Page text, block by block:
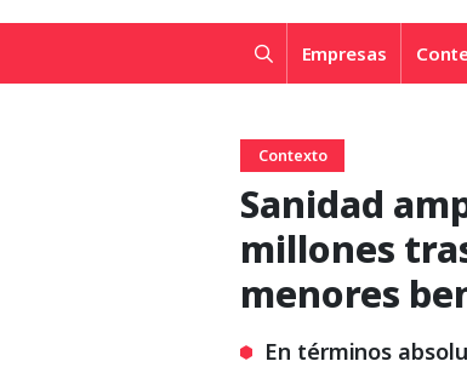
Empresas
Contexto
Sanidad
millones
menores
En términos